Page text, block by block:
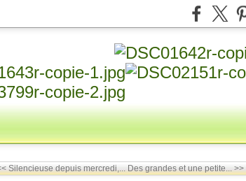
Silencieuse depuis mercredi,... Des grandes et une petite... >>